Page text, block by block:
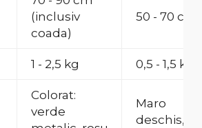
(inclusiv
coada)
50 - 70 cm
1 - 2,5 kg 0,5 - 1,5 kg
Colorat:
verde
Maro
deschis,